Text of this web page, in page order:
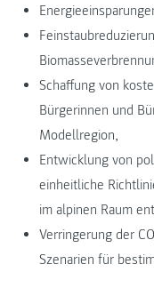
Schaffung von
Bürgerinnen und
Modellregion,
Entwicklung von
einheitliche
im alpinen Raum
Verringerung der CO
Szenarien für